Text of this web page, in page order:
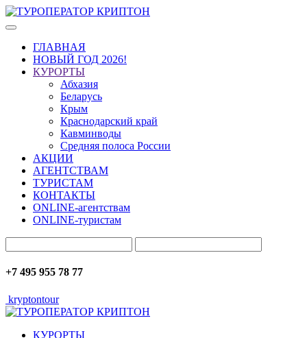
ГЛАВНАЯ
НОВЫЙ ГОД 2026!
КУРОРТЫ
Абхазия
Беларусь
Крым
Краснодарский край
Кавминводы
Средняя полоса России
АКЦИИ
АГЕНТСТВАМ
ТУРИСТАМ
КОНТАКТЫ
ONLINE-агентствам
ONLINE-туристам
+7 495 955 78 77
kryptontour
КУРОРТЫ